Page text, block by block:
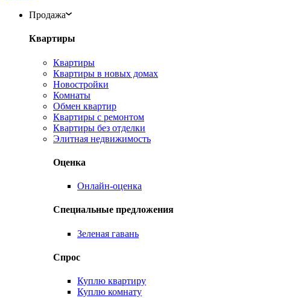
Продажа
Квартиры
Квартиры
Квартиры в новых домах
Новостройки
Комнаты
Обмен квартир
Квартиры с ремонтом
Квартиры без отделки
Элитная недвижимость
Оценка
Онлайн-оценка
Специальные предложения
Зеленая гавань
Спрос
Куплю квартиру
Куплю комнату